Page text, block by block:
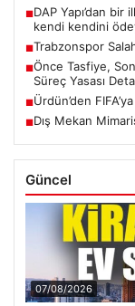
■DAP Yapı’dan
kendi kendini
■Trabzonspor
■Önce Tasfiye,
Süreç Yasası
■Ürdün’den
■Dış Mekan
Güncel
07/08/2026